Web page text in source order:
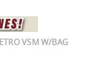
VSM W/BAG